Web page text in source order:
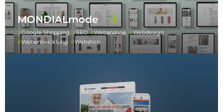
MONDIALmode
Google Shopping SEO Webanalyse
Webdesign
Webentwicklung
Webshop